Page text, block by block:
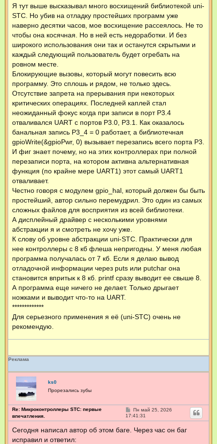
Я тут выше высказывал много восхищений библиотекой uni-
STC. Но убив на отладку простейших программ уже
наверно десятки часов, мое восхищение рассеялось. Не то
чтобы она косячная. Но в ней есть недоработки. И без
широкого использования они так и останутся скрытыми и
каждый следующий пользователь будет огребать на
ровном месте.
Блокирующие вызовы, который могут повесить всю
программу. Это сплошь и рядом, не только здесь.
Отсутствие запрета на прерывания при некоторых
критических операциях. Последней каплей стал
неожиданный фокус когда при записи в порт P3.4
отваливался UART с портов P3.0, P3.1. Как оказалось
банальная запись P3_4 = 0 работает, а библиотечная
gpioWrite(&gpioPwr, 0) вызывает перезапись всего порта P3.
И фиг знает почему, но на этих контроллерах при полной
перезаписи порта, на котором активна альтернативная
функция (по крайне мере UART1) этот самый UART1
отваливает.
Честно говоря с модулем gpio_hal, который должен бы быть
простейший, автор сильно перемудрил. Это один из самых
сложных файлов для восприятия из всей библиотеки.
А дисплейный драйвер с несколькими уровнями
абстракции я и смотреть не хочу уже.
К слову об уровне абстракции uni-STC. Практически для
нее контроллеры с 8 кб флеша непригодны. У меня любая
программа получалась от 7 кб. Если я делаю вывод
отладочной информации через puts или putchar она
становится впритык к 8 кб. printf сразу выводит ее свыше 8.
А программа еще ничего не делает. Только дрыгает
ножками и выводит что-то на UART.
*************
Для серьезного применения я её (uni-STC) очень не
рекомендую.
Реклама
ks0
Прорезались зубы
Re: Микроконтроллеры STC: первые
впечатления.
С
о
о
б
щ
Пн май 25, 2026
17:41:31
Сегодня написал автор об этом баге. Через час он баг
исправил и ответил: